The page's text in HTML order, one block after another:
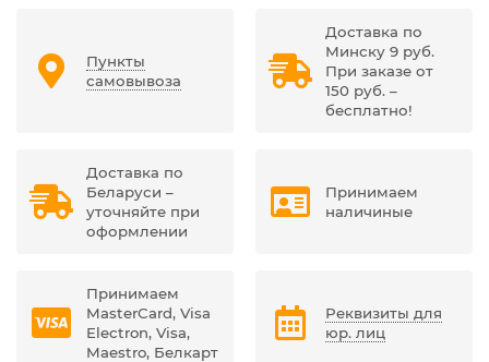
Пункты
самовывоза
Доставка по
Минску 9 руб.
При заказе от
150 руб. –
бесплатно!
Доставка по
Беларуси –
уточняйте при
оформлении
Принимаем
наличиные
Принимаем
MasterCard, Visa
Electron, Visa,
Maestro, Белкарт
Реквизиты для
юр. лиц